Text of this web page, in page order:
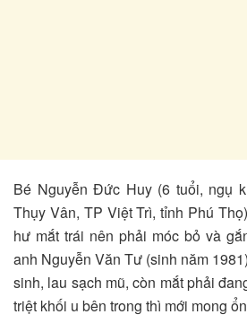
Bé Nguyễn Đức Huy (6 tuổi, ngụ
Thụy Vân, TP Việt Trì, tỉnh Phú
hư mắt trái nên phải móc bỏ và
anh Nguyễn Văn Tư (sinh năm
sinh, lau sạch mũ, còn mắt phải
triệt khối u bên trong thì mới mong